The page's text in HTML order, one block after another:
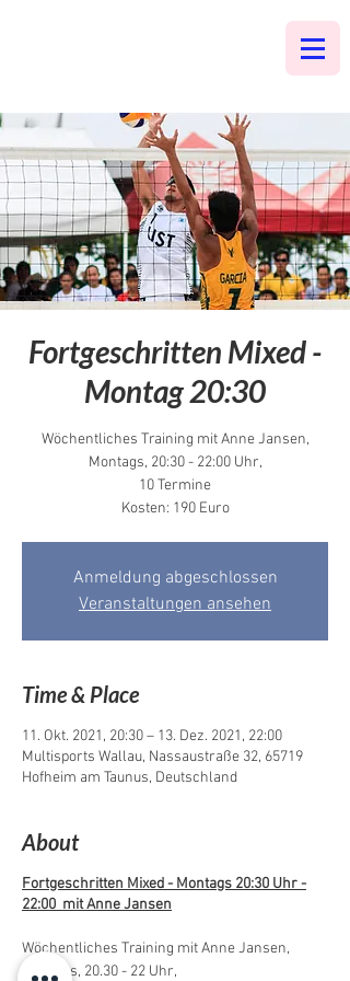
Fortgeschritten Mixed -
Montag 20:30
Wöchentliches Training mit Anne Jansen,
Montags, 20:30 - 22:00 Uhr,
10 Termine
Kosten: 190 Euro
Anmeldung abgeschlossen
Veranstaltungen ansehen
Time & Place
11. Okt. 2021, 20:30 – 13. Dez. 2021, 22:00
Multisports Wallau, Nassaustraße 32, 65719
Hofheim am Taunus, Deutschland
About
Fortgeschritten Mixed - Montags 20:30 Uhr -
22:00 mit Anne Jansen
Wöchentliches Training mit Anne Jansen,
Montags, 20.30 - 22 Uhr,